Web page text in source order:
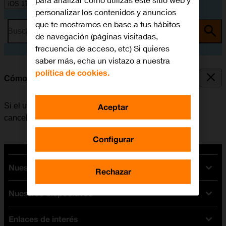
iOS 17
Busca por problema o tema
Cómo cancelar todos los desvíos
Si el usuario ya no desea desviar sus llamadas, puede
cancelar los desvíos.
Nuestras tarifas
Tarifas Orange
Tarifas fibra y móvil
Nuestros dispositivos
Ofertas en móviles
Enlaces de interés
personalizar los contenidos y anuncios
que te mostramos en base a tus hábitos
de navegación (páginas visitadas,
frecuencia de acceso, etc) Si quieres
saber más, echa un vistazo a nuestra
política de cookies.
Configurar
Rechazar
Aceptar